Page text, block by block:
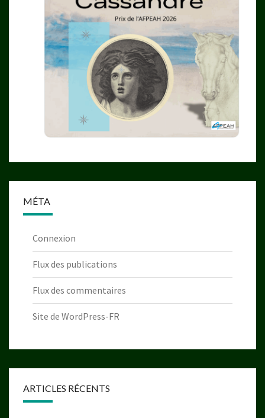
MÉTA
Connexion
Flux des publications
Flux des commentaires
Site de WordPress-FR
ARTICLES RÉCENTS